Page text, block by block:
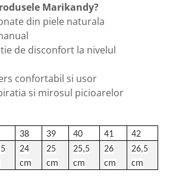
Marikandy?
din piele naturala
de disconfort la nivelul
confortabil si usor
si mirosul picioarelor
38 39 40 41
42
24
cm
25
cm
25,5
cm
26
cm
26,5
cm